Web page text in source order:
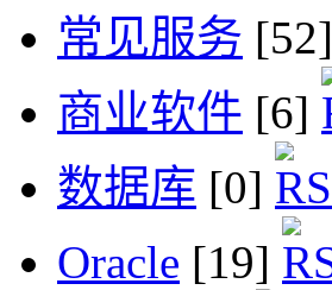
常见服务 [52]
商业软件 [6]
数据库 [0]
Oracle [19]